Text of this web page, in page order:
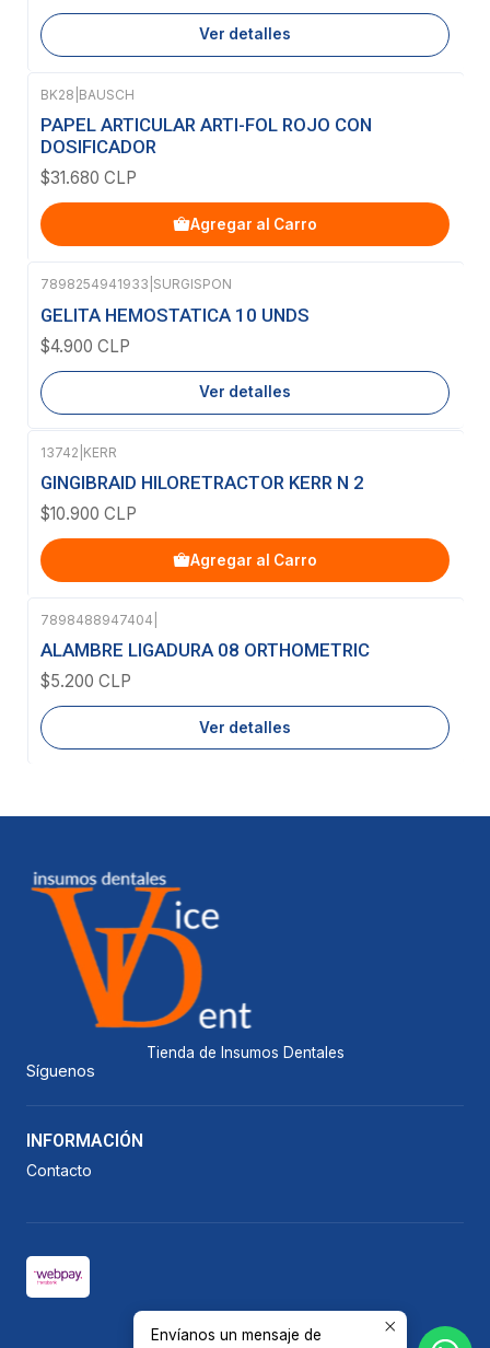
Ver detalles
BK28 BAUSCH
PAPEL ARTICULAR ARTI-FOL ROJO CON
DOSIFICADOR
$31.680 CLP
Agregar al Carro
Agotado
7898254941933 SURGISPON
GELITA HEMOSTATICA 10 UNDS
$4.900 CLP
Ver detalles
13742 KERR
GINGIBRAID HILORETRACTOR KERR N 2
$10.900 CLP
Agregar al Carro
Agotado
7898488947404
ALAMBRE LIGADURA 08 ORTHOMETRIC
$5.200 CLP
Ver detalles
Tienda de Insumos Dentales
Síguenos
INFORMACIÓN
Contacto
2026 Vicedent.
Envíanos un mensaje de